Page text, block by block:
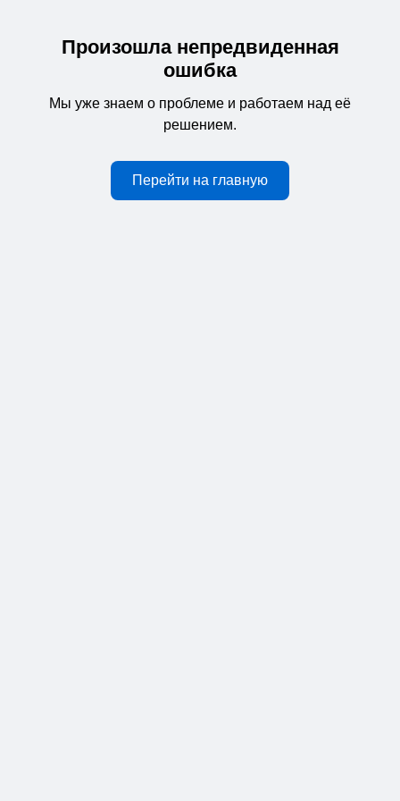
Произошла непредвиденная
ошибка
Мы уже знаем о проблеме и работаем над её
решением.
Перейти на главную